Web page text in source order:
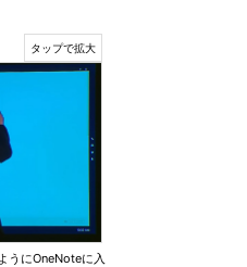
うにOneNoteに入